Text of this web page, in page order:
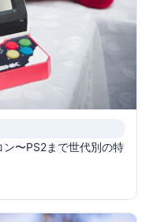
〜PS2まで世代別の特